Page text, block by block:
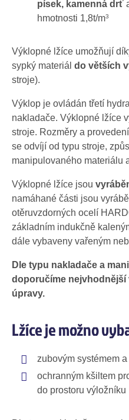
písek, kamenná drť
hmotnosti 1,8t/m3
Výklopné lžíce umožňují
sypký materiál do větších
stroje).
Výklop je ovládán třetí
nakladače. Výklopné lžíce
stroje. Rozměry a
se odvíjí od typu stroje,
manipulovaného materiálu
Výklopné lžíce jsou
namáhané části jsou
otěruvzdorných ocelí
základním indukčně
dále vybaveny vařeným
Dle typu nakladače a
doporučíme
úpravy.
Lžíce je možno
zubovým systémem
ochranným kšiltem
do prostoru výložníku